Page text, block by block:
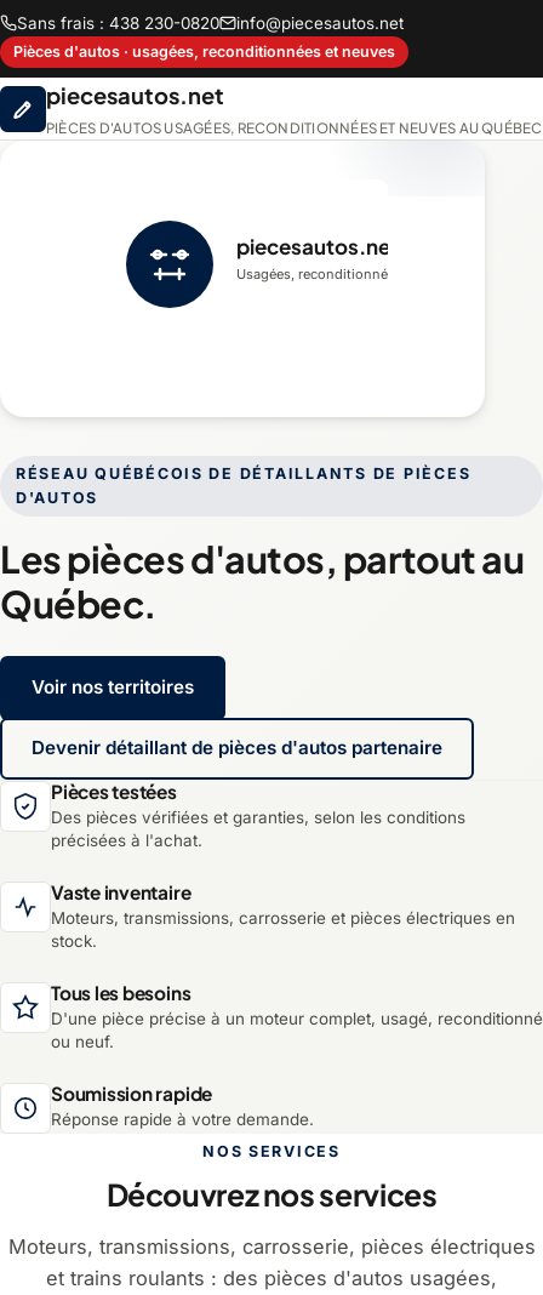
Sans frais : 438 230-0820 info@piecesautos.net
Pièces d'autos · usagées, reconditionnées et neuves
piecesautos.net
PIÈCES D'AUTOS USAGÉES, RECONDITIONNÉES ET NEUVES AU QUÉBEC
RÉSEAU QUÉBÉCOIS DE DÉTAILLANTS DE PIÈCES
D'AUTOS
Les pièces d'autos, partout au
Québec.
Voir nos territoires
Devenir détaillant de pièces d'autos partenaire
piecesautos.net
Usagées, reconditionnées et neuves
Pièces testées
Des pièces vérifiées et garanties, selon les conditions
précisées à l'achat.
Vaste inventaire
Moteurs, transmissions, carrosserie et pièces électriques en
stock.
Tous les besoins
D'une pièce précise à un moteur complet, usagé, reconditionné
ou neuf.
Soumission rapide
Réponse rapide à votre demande.
NOS SERVICES
Découvrez nos services
Moteurs, transmissions, carrosserie, pièces électriques
et trains roulants : des pièces d'autos usagées,